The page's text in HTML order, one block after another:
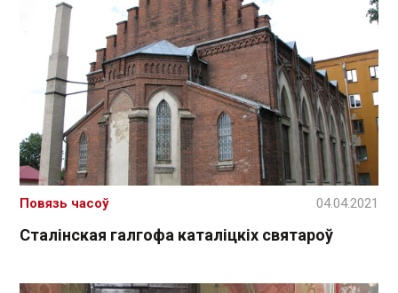
Сталінская галгофа каталіцкіх святароў
Повязь часоў 04.04.2021